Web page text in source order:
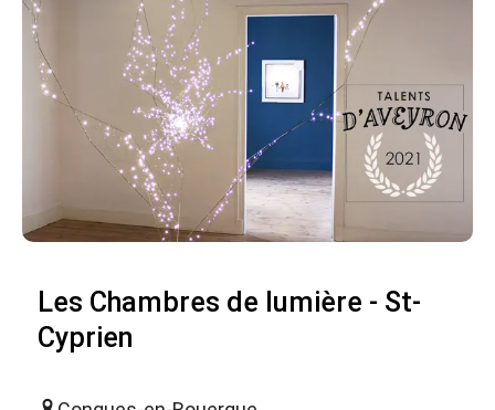
Les Chambres de lumière - St-
Cyprien